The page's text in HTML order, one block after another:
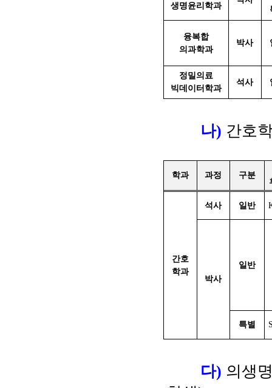
생명윤리학과
융복합
의과학과
박사
정밀의료
빅데이터학과
석사
나) 간호
학과 과정 구분
간호
학과
석사 일반
박사
일반
특별
다) 의생